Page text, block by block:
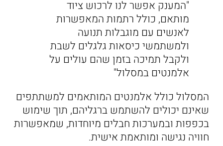
"המענק אפשר לנו לרכוש ציוד
מותאם, כולל רתמות המאפשרות
לאנשים עם מוגבלות תנועה
ולמשתמשי כיסאות גלגלים לשבת
ולקבל תמיכה בזמן שהם עולים על
אלמנטים במסלול"
המסלול כולל אלמנטים המותאמים למשתתפים
שאינם יכולים להשתמש ברגליהם, תוך שימוש
בכפפות ובמערכות חבלים מיוחדות, שמאפשרות
חוויה נגישה ומותאמת אישית.